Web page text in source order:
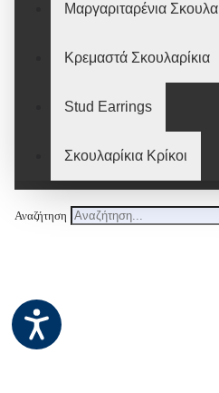
Μαργαριταρένια
Κρεμαστά Σκουλαρίκια
Stud Earrings
Σκουλαρίκια Κρίκοι
Αναζήτηση